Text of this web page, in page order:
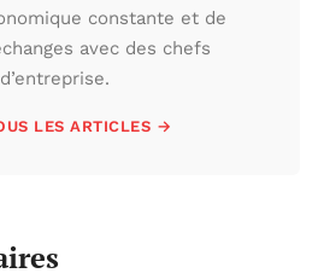
constante et de
avec des chefs
d’entreprise.
LES ARTICLES →